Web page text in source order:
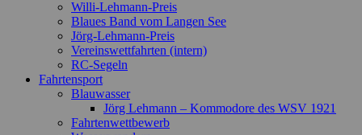
Willi-Lehmann-Preis
Blaues Band vom Langen See
Jörg-Lehmann-Preis
Vereinswettfahrten (intern)
RC-Segeln
Fahrtensport
Blauwasser
Jörg Lehmann – Kommodore des WSV 1921
Fahrtenwettbewerb